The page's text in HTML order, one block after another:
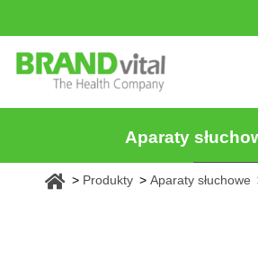
Aparaty
Produkty Aparaty słuchowe